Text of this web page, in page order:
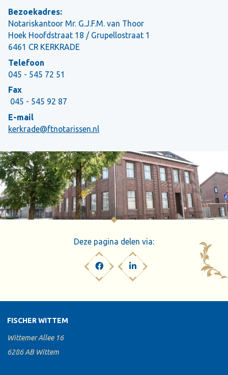
Bezoekadres:
Notariskantoor Mr. G.J.F.M. van Thoor
Hoek Hoofdstraat 18 / Grupellostraat 1
6461 CR KERKRADE
Telefoon
045 - 545 72 51
Fax
045 - 545 92 87
E-mail
kerkrade@ftnotarissen.nl
Deze pagina delen via:
FISCHER WITTEM
Wittemer Allee 16
6286 AB Wittem